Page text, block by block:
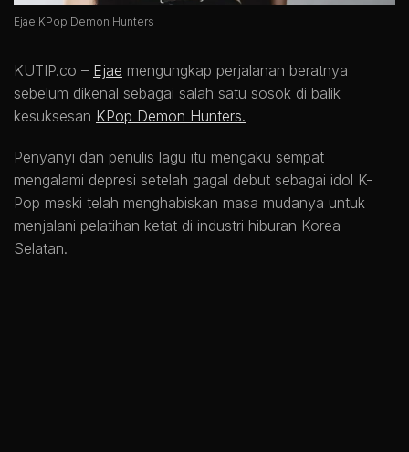
Ejae KPop Demon Hunters
KUTIP.co – Ejae mengungkap perjalanan beratnya
sebelum dikenal sebagai salah satu sosok di balik
kesuksesan KPop Demon Hunters.
Penyanyi dan penulis lagu itu mengaku sempat
mengalami depresi setelah gagal debut sebagai idol K-
Pop meski telah menghabiskan masa mudanya untuk
menjalani pelatihan ketat di industri hiburan Korea
Selatan.